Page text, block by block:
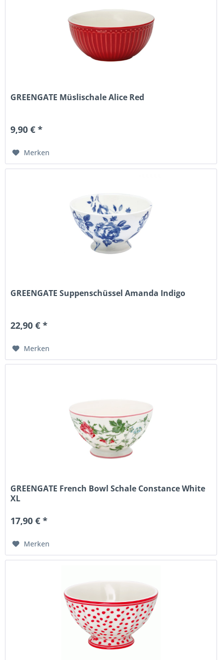
GREENGATE Müslischale Alice Red
9,90 € *
Merken
GREENGATE Suppenschüssel Amanda Indigo
22,90 € *
Merken
GREENGATE French Bowl Schale Constance White
XL
17,90 € *
Merken